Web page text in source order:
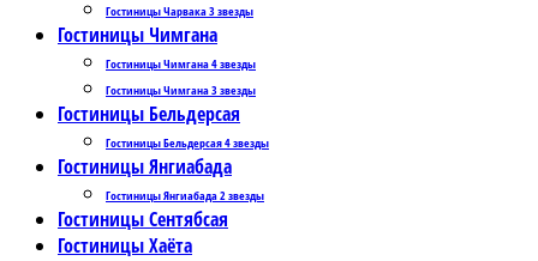
Гостиницы Чарвака 3 звезды
Гостиницы Чимгана
Гостиницы Чимгана 4 звезды
Гостиницы Чимгана 3 звезды
Гостиницы Бельдерсая
Гостиницы Бельдерсая 4 звезды
Гостиницы Янгиабада
Гостиницы Янгиабада 2 звезды
Гостиницы Сентябсая
Гостиницы Хаёта